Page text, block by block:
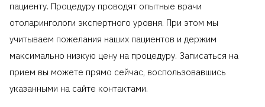
пациенту. Процедуру проводят опытные врачи
отоларингологи экспертного уровня. При этом мы
учитываем пожелания наших пациентов и держим
максимально низкую цену на процедуру. Записаться на
прием вы можете прямо сейчас, воспользовавшись
указанными на сайте контактами.